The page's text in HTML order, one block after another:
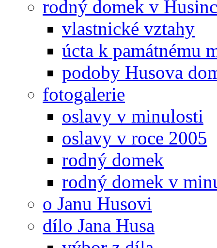
rodný domek v
vlastnické vztahy
úcta k památnému
podoby Husova
fotogalerie
oslavy v minulosti
oslavy v roce 2005
rodný domek
rodný domek v
o Janu Husovi
dílo Jana Husa